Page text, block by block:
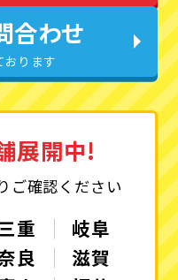
合わせ
おります
展開中!
ご確認ください
重
岐阜
良
滋賀